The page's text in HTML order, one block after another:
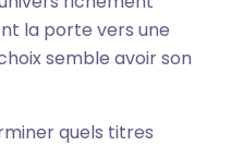
la porte vers une
semble avoir son
quels titres